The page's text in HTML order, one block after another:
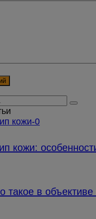
кожи:
такое в объективе